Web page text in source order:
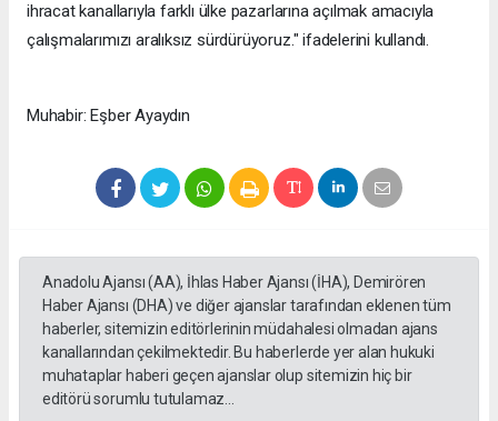
ihracat kanallarıyla farklı ülke pazarlarına açılmak amacıyla
çalışmalarımızı aralıksız sürdürüyoruz." ifadelerini kullandı.
Muhabir: Eşber Ayaydın
Anadolu Ajansı (AA), İhlas Haber Ajansı (İHA), Demirören
Haber Ajansı (DHA) ve diğer ajanslar tarafından eklenen tüm
haberler, sitemizin editörlerinin müdahalesi olmadan ajans
kanallarından çekilmektedir. Bu haberlerde yer alan hukuki
muhataplar haberi geçen ajanslar olup sitemizin hiç bir
editörü sorumlu tutulamaz...